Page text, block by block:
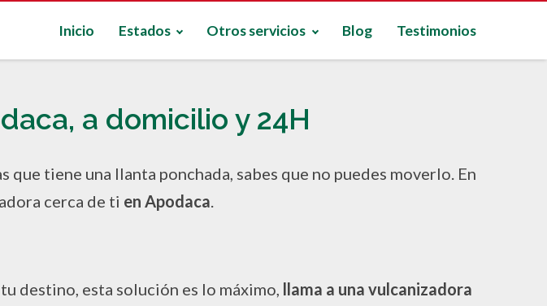
Inicio Estados Otros servicios Blog Testimonios
a domicilio y 24H
que tiene una llanta ponchada, sabes que no puedes moverlo. En
cerca de ti en Apodaca.
destino, esta solución es lo máximo, llama a una vulcanizadora